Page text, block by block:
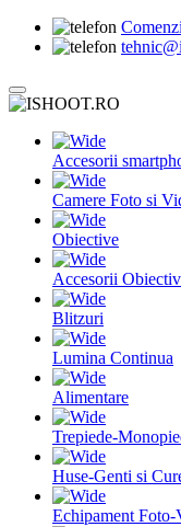
Accesorii
Camere Foto si
Obiective
Accesorii
Blitzuri
Lumina Continua
Alimentare
Trepiede-
Huse-Genti si
Echipament Foto-